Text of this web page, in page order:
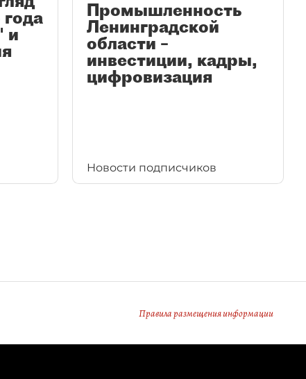
и
Промышленность
Ленинградской
области –
инвестиции, кадры,
цифровизация
Новости подписчиков
Правила размещения информации